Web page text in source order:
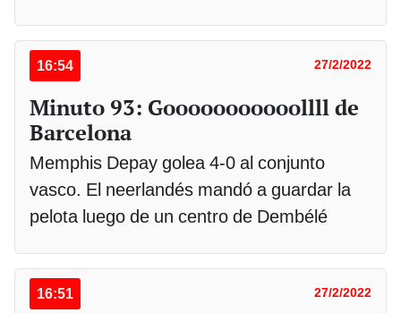
16:54 27/2/2022
Minuto 93: Gooooooooooollll de
Barcelona
Memphis Depay golea 4-0 al conjunto
vasco. El neerlandés mandó a guardar la
pelota luego de un centro de Dembélé
16:51 27/2/2022